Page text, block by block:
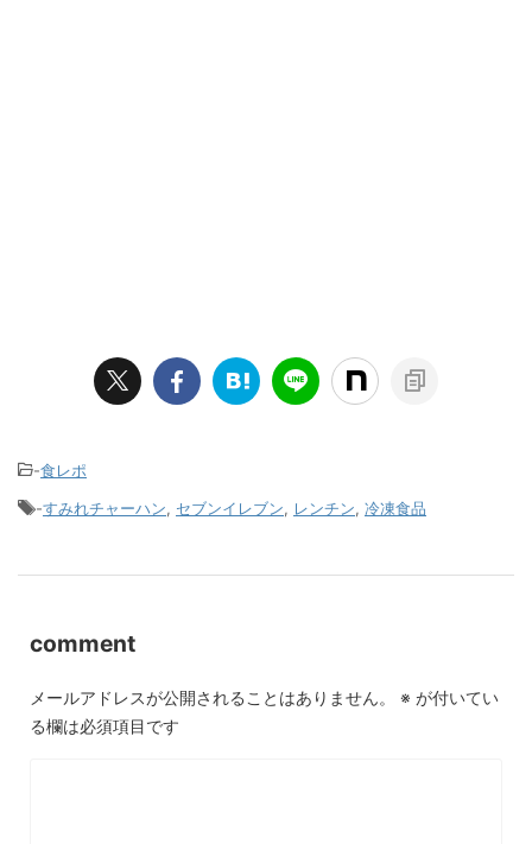
-食レポ
-すみれチャーハン, セブンイレブン, レンチン, 冷凍食品
comment
メールアドレスが公開されることはありません。 ※ が付いてい
る欄は必須項目です